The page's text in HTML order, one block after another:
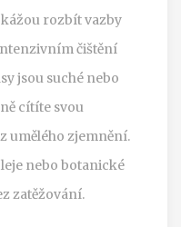
rozbít vazby
čištění
jsou suché nebo
cítíte svou
umělého zjemnění.
nebo botanické
zatěžování.